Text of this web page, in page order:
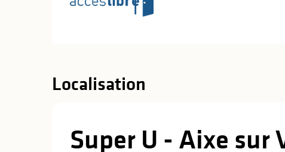
Localisation
Super U - Aixe sur